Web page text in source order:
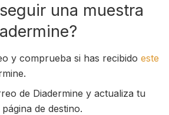
una muestra
y comprueba si has recibidoeste
de Diadermine y actualiza tu
de destino.